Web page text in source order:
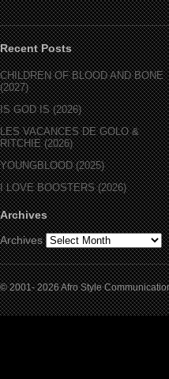
Recent Posts
CHILDREN OF BLOOD AND BONE
(2027)
IS GOD IS (2026)
LES VACANCES DE GOLO &
RITCHIE (2026)
YOUNGBLOOD (2025)
I LOVE BOOSTERS (2026)
Archives
Archives
© 2001- 2026 Afro Style